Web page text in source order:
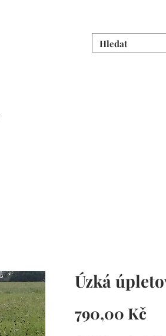
Úzká
790,00 Kč